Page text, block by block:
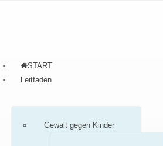
START
Leitfaden
Gewalt gegen Kinder